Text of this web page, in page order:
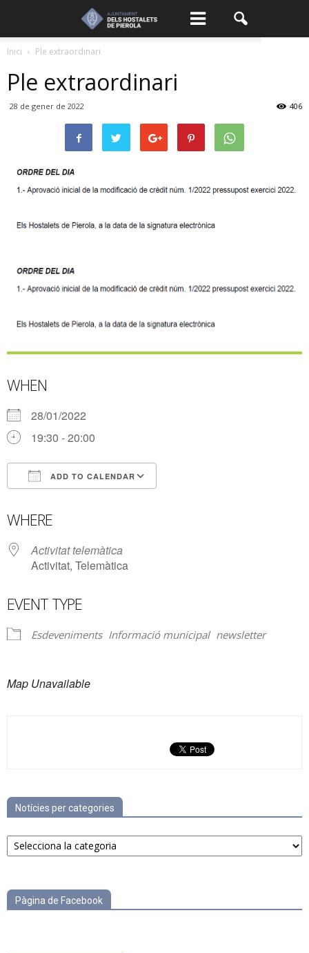
Inici Ple extraordinari
Ple extraordinari
28 de gener de 2022 406
WHEN
28/01/2022
19:30 - 20:00
ADD TO CALENDAR
WHERE
Activitat telemàtica
Activitat, Telemàtica
EVENT TYPE
Esdeveniments Informació municipal newsletter
Map Unavailable
Notícies per categories
Notícies
per
Pàgina de Facebook